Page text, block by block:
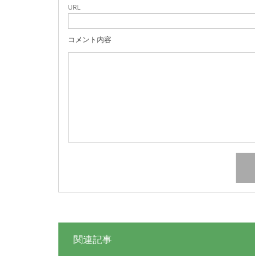
URL
コメント内容
関連記事